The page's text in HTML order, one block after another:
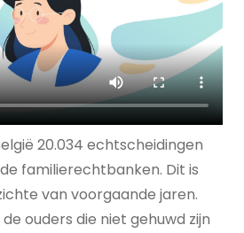
20.034 echtscheidingen
familierechtbanken. Dit is
van voorgaande jaren.
ouders die niet gehuwd zijn